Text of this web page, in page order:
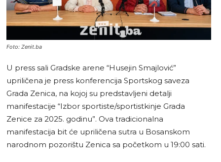
Foto: Zenit.ba
U press sali Gradske arene “Husejin Smajlović”
upriličena je press konferencija Sportskog saveza
Grada Zenica, na kojoj su predstavljeni detalji
manifestacije “Izbor sportiste/sportistkinje Grada
Zenice za 2025. godinu”. Ova tradicionalna
manifestacija bit će upriličena sutra u Bosanskom
narodnom pozorištu Zenica sa početkom u 19:00 sati.